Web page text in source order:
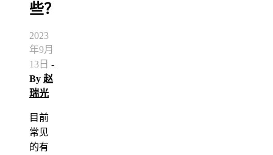
些？
2023
年9月
13日 -
By 赵
瑞光
目前
常见
的有